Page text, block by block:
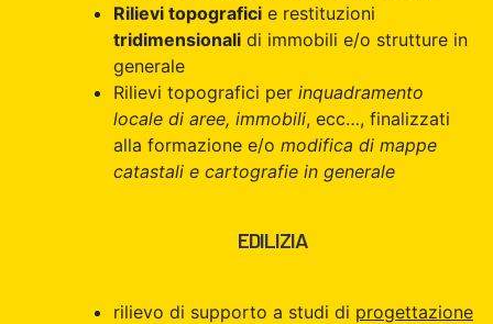
Rilievi topografici e restituzioni
tridimensionali di immobili e/o strutture in
generale
Rilievi topografici per inquadramento
locale di aree, immobili, ecc…, finalizzati
alla formazione e/o modifica di mappe
catastali e cartografie in generale
EDILIZIA
rilievo di supporto a studi di progettazione